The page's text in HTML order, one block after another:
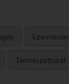
Ezermester
Természetbarát